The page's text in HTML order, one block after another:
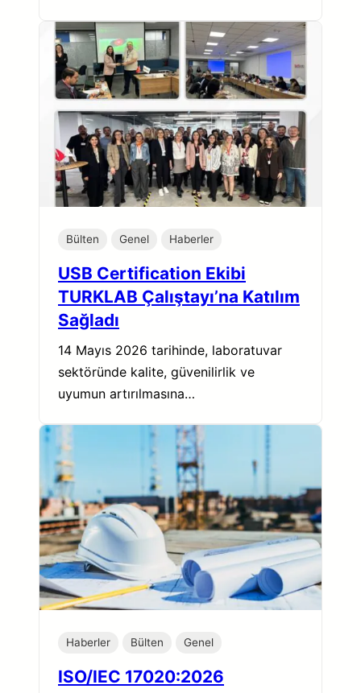
Bülten Genel Haberler
USB Certification Ekibi
TURKLAB Çalıştayı’na Katılım
Sağladı
14 Mayıs 2026 tarihinde, laboratuvar
sektöründe kalite, güvenilirlik ve
uyumun artırılmasına…
Haberler Bülten Genel
ISO/IEC 17020:2026